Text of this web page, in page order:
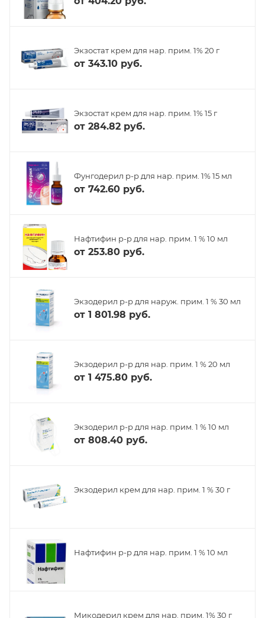
Экзостат крем для нар. прим. 1% 20 г
от 343.10 руб.
Экзостат крем для нар. прим. 1% 15 г
от 284.82 руб.
Фунгодерил р-р для нар. прим. 1% 15 мл
от 742.60 руб.
Нафтифин р-р для нар. прим. 1 % 10 мл
от 253.80 руб.
Экзодерил р-р для наруж. прим. 1 % 30 мл
от 1 801.98 руб.
Экзодерил р-р для нар. прим. 1 % 20 мл
от 1 475.80 руб.
Экзодерил р-р для нар. прим. 1 % 10 мл
от 808.40 руб.
Экзодерил крем для нар. прим. 1 % 30 г
Нафтифин р-р для нар. прим. 1 % 10 мл
Микодерил крем для нар. прим. 1% 30 г